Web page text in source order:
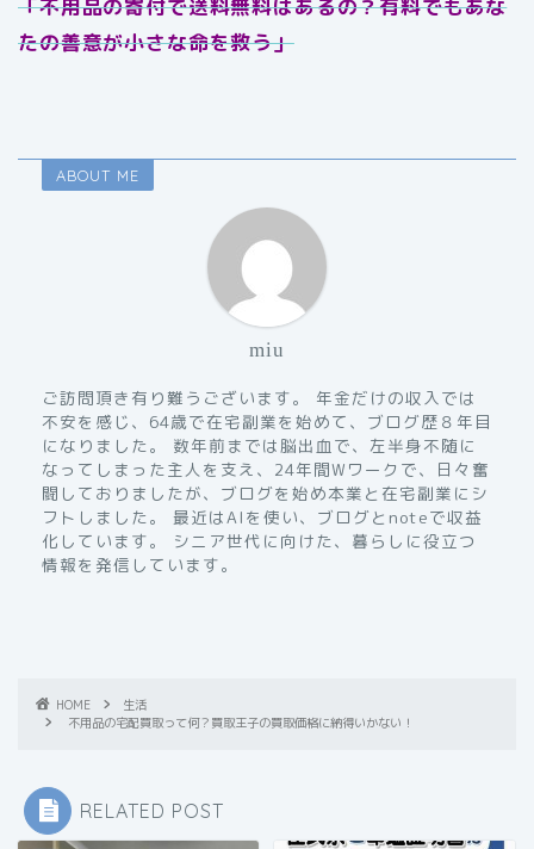
「不用品の寄付で送料無料はあるの？有料でもあな
たの善意が小さな命を救う」
ABOUT ME
miu
ご訪問頂き有り難うございます。 年金だけの収入では
不安を感じ、64歳で在宅副業を始めて、ブログ歴８年目
になりました。 数年前までは脳出血で、左半身不随に
なってしまった主人を支え、24年間Wワークで、日々奮
闘しておりましたが、ブログを始め本業と在宅副業にシ
フトしました。 最近はAIを使い、ブログとnoteで収益
化しています。 シニア世代に向けた、暮らしに役立つ
情報を発信しています。
HOME
生活
不用品の宅配買取って何？買取王子の買取価格に納得いかない！
RELATED POST